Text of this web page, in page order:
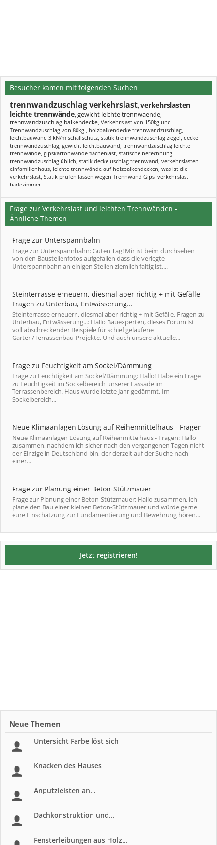
Besucher kamen mit folgenden Suchen
trennwandzuschlag verkehrslast, verkehrslasten
leichte trennwände, gewicht leichte trennwaende,
trennwandzuschlag balkendecke, Verkehrslast von 150kg und
Trennwandzuschlag von 80kg., holzbalkendecke trennwandzuschlag,
leichtbauwand 3 kN/m schallschutz, statik trennwandzuschlag ziegel, decke
trennwandzuschlag, gewicht leichtbauwand, trennwandzuschlag leichte
trennwände, gipskartonwände flächenlast, statische berechnung
trennwandzuschlag üblich, statik decke uschlag trennwand, verkehrslasten
einfamilienhaus, leichte trennwände auf holzbalkendecken, was ist die
verkehrslast, Statik prüfen lassen wegen Trennwand Gips, verkehrslast
badezimmer
Frage zur Verkehrslast und leichten Trennwänden -
Ähnliche Themen
Frage zur Unterspannbahn
Frage zur Unterspannbahn: Guten Tag! Mir ist beim durchsehen
von den Baustellenfotos aufgefallen dass die verlegte
Unterspannbahn an einigen Stellen ziemlich faltig ist....
Steinterrasse erneuern, diesmal aber richtig + mit Gefälle.
Fragen zu Unterbau, Entwässerung...
Steinterrasse erneuern, diesmal aber richtig + mit Gefälle. Fragen zu
Unterbau, Entwässerung...: Hallo Bauexperten, dieses Forum ist
voll abschreckender Beispiele für schief gelaufene
Garten/Terrassenbau-Projekte. Und auch unsere aktuelle...
Frage zu Feuchtigkeit am Sockel/Dämmung
Frage zu Feuchtigkeit am Sockel/Dämmung: Hallo! Habe ein Frage
zu Feuchtigkeit im Sockelbereich unserer Fassade im
Terrassenbereich. Haus wurde letzte Jahr gedämmt. Im
Sockelbereich...
Neue Klimaanlagen Lösung auf Reihenmittelhaus - Fragen
Neue Klimaanlagen Lösung auf Reihenmittelhaus - Fragen: Hallo
zusammen, nachdem ich sicher nach den vergangenen Tagen nicht
der Einzige in Deutschland bin, der derzeit auf der Suche nach
einer...
Frage zur Planung einer Beton-Stützmauer
Frage zur Planung einer Beton-Stützmauer: Hallo zusammen, ich
plane den Bau einer kleinen Beton-Stützmauer und würde gerne
eure Einschätzung zur Fundamentierung und Bewehrung hören....
Jetzt registrieren!
Neue Themen
Untersicht Farbe löst sich
Knacken des Hauses
Anputzleisten an...
Dachkonstruktion und...
Fensterleibungen aus Holz...